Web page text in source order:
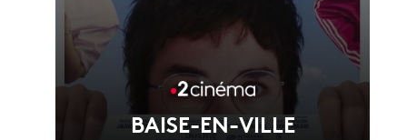
BAISE-EN-VILLE